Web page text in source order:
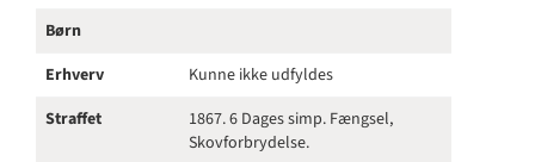
Børn
Erhverv
Kunne ikke udfyldes
Straffet
1867. 6 Dages simp. Fængsel,
Skovforbrydelse.